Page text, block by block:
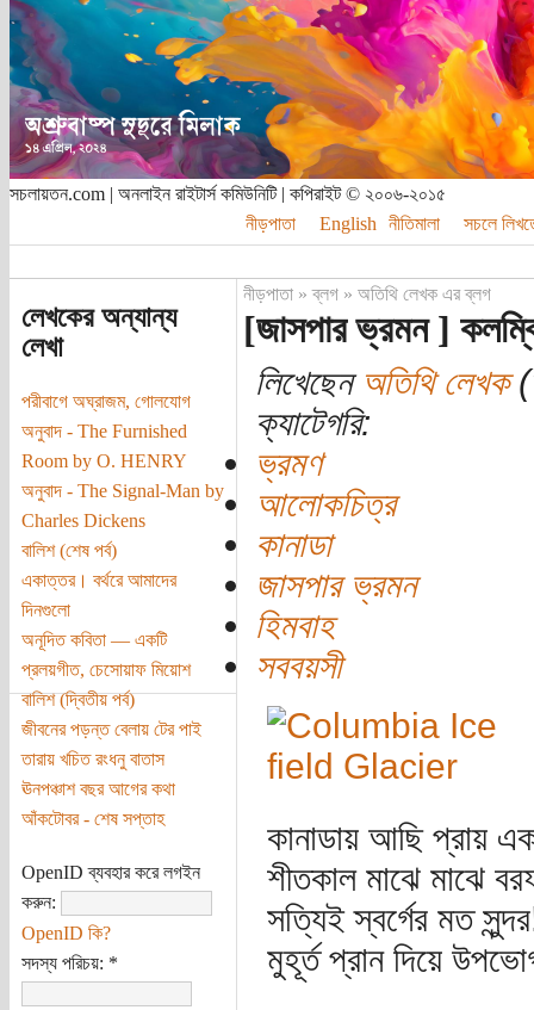
সচলায়তন.com | অনলাইন রাইটার্স কমিউনিটি | কপিরাইট © ২০০৬-২০১৫
নীড়পাতা
English নীতিমালা সচলে
লেখকের অন্যান্য
লেখা
পরীবাগে অঘ্রাজম, গোলযোগ
অনুবাদ - The Furnished
Room by O. HENRY
অনুবাদ - The Signal-Man by
Charles Dickens
বালিশ (শেষ পর্ব)
একাত্তর। বর্থরে আমাদের
দিনগুলো
অনূদিত কবিতা — একটি
প্রলয়গীত, চেসোয়াফ মিয়োশ
বালিশ (দ্বিতীয় পর্ব)
জীবনের পড়ন্ত বেলায় টের পাই
তারায় খচিত রংধনু বাতাস
ঊনপঞ্চাশ বছর আগের কথা
আঁকটোবর - শেষ সপ্তাহ
OpenID ব্যবহার করে লগইন
করুন:
OpenID কি?
সদস্য পরিচয়: *
নীড়পাতা»ব্লগ» অতিথি লেখক এর ব্লগ
[জাসপার ভ্রমন ]
লিখেছেন অতিথি লেখক
ক্যাটেগরি:
ভ্রমণ
আলোকচিত্র
কানাডা
জাসপার ভ্রমন
হিমবাহ
সববয়সী
কানাডায় আছি প্রায়
শীতকাল মাঝে মাঝে
সত্যিই স্বর্গের মত
মুহূর্ত প্রান দিয়ে